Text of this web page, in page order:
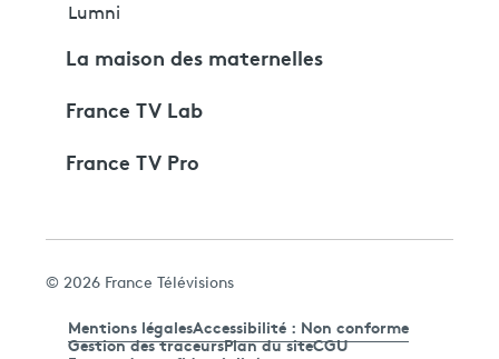
Lumni
La maison des maternelles
France TV Lab
France TV Pro
© 2026 France Télévisions
Mentions légalesAccessibilité : Non conforme
Gestion des traceursPlan du siteCGU